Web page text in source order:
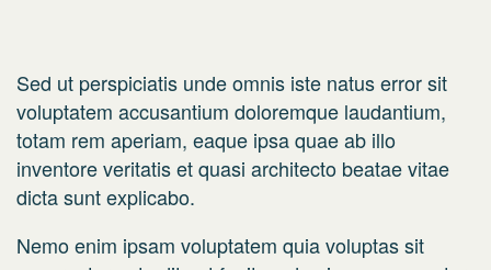
Sed ut perspiciatis unde omnis iste natus error sit
voluptatem accusantium doloremque laudantium,
totam rem aperiam, eaque ipsa quae ab illo
inventore veritatis et quasi architecto beatae vitae
dicta sunt explicabo.
Nemo enim ipsam voluptatem quia voluptas sit